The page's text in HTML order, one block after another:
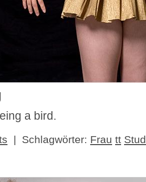
a bird.
| Schlagwörter: Frau tt